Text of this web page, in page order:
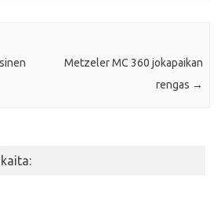
Metzeler MC 360 jokapaikan
rengas →